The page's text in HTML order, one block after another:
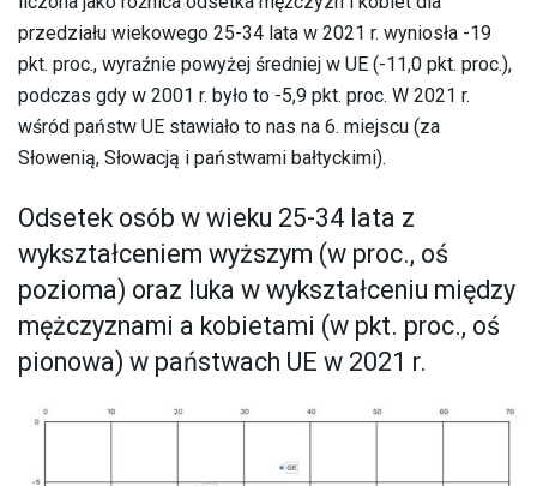
przedziału wiekowego 25-34 lata w 2021 r. wyniosła -19
pkt. proc., wyraźnie powyżej średniej w UE (-11,0 pkt. proc.),
podczas gdy w 2001 r. było to -5,9 pkt. proc. W 2021 r.
wśród państw UE stawiało to nas na 6. miejscu (za
Słowenią, Słowacją i państwami bałtyckimi).
Odsetek osób w wieku 25-34 lata z
wykształceniem wyższym (w proc., oś
pozioma) oraz luka w wykształceniu między
mężczyznami a kobietami (w pkt. proc., oś
pionowa) w państwach UE w 2021 r.